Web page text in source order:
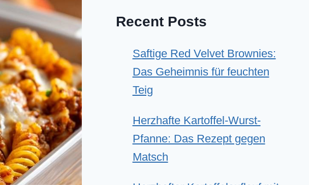
Recent Posts
Saftige Red Velvet Brownies:
Das Geheimnis für feuchten
Teig
Herzhafte Kartoffel-Wurst-
Pfanne: Das Rezept gegen
Matsch